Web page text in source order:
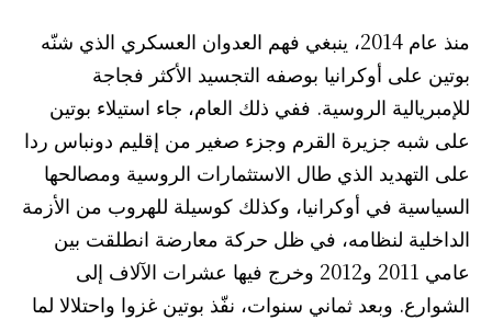
منذ عام 2014، ينبغي فهم العدوان العسكري الذي شنّه
بوتين على أوكرانيا بوصفه التجسيد الأكثر فجاجة
للإمبريالية الروسية. ففي ذلك العام، جاء استيلاء بوتين
على شبه جزيرة القرم وجزء صغير من إقليم دونباس ردا
على التهديد الذي طال الاستثمارات الروسية ومصالحها
السياسية في أوكرانيا، وكذلك كوسيلة للهروب من الأزمة
الداخلية لنظامه، في ظل حركة معارضة انطلقت بين
عامي 2011 و2012 وخرج فيها عشرات الآلاف إلى
الشوارع. وبعد ثماني سنوات، نفّذ بوتين غزوا واحتلالا لما